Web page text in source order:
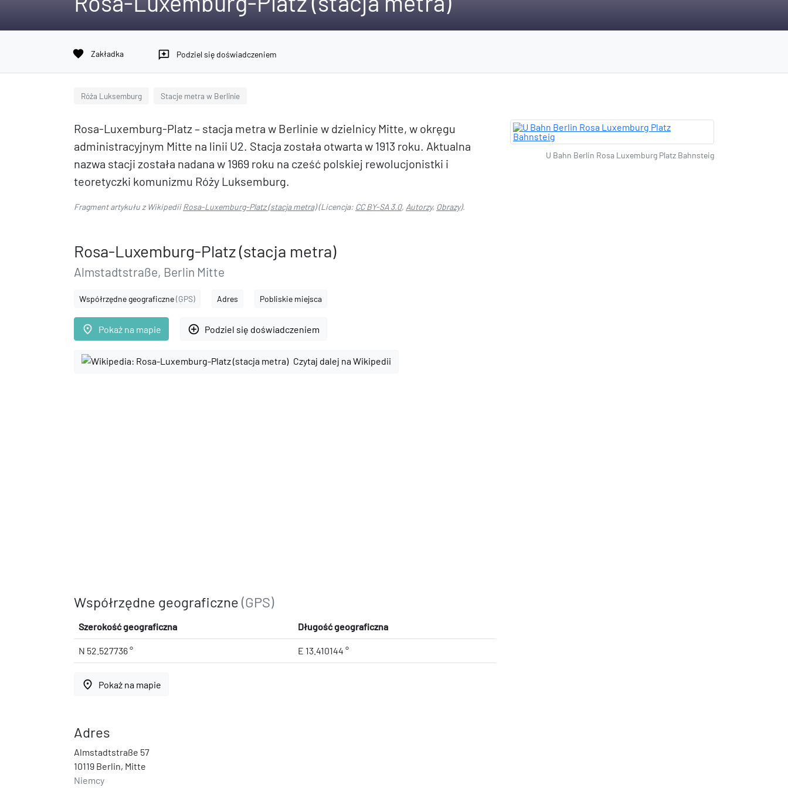
favorite Zakładka reviews Podziel się doświadczeniem
Róża Luksemburg Stacje metra w Berlinie
Rosa-Luxemburg-Platz – stacja metra w Berlinie w dzielnicy Mitte, w okręgu
administracyjnym Mitte na linii U2. Stacja została otwarta w 1913 roku. Aktualna
nazwa stacji została nadana w 1969 roku na cześć polskiej rewolucjonistki i
teoretyczki komunizmu Róży Luksemburg.
Fragment artykułu z WikipediiRosa-Luxemburg-Platz (stacja metra)(Licencja: CC BY-SA 3.0, Autorzy, Obrazy).
Rosa-Luxemburg-Platz (stacja metra)
Almstadtstraße, Berlin Mitte
Współrzędne geograficzne(GPS) Adres Pobliskie miejsca
place Pokaż na mapie add_circle_outline Podziel się doświadczeniem
Czytaj dalej na Wikipedii
Współrzędne geograficzne (GPS)
Szerokość geograficzna Długość geograficzna
N 52.527736 ° E 13.410144 °
place Pokaż na mapie
Adres
Almstadtstraße 57
10119 Berlin, Mitte
Niemcy
U Bahn Berlin Rosa Luxemburg Platz Bahnsteig